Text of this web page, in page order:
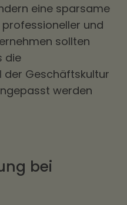
eine sparsame
und
sollten
die
der Geschäftskultur
werden
bei